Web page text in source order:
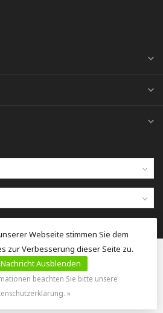
2026 jacoby-tierzucht.at
Webseite stimmen Sie dem
zur Verbesserung dieser Seite zu.
Ausblenden
beachten Sie bitte unsere
»